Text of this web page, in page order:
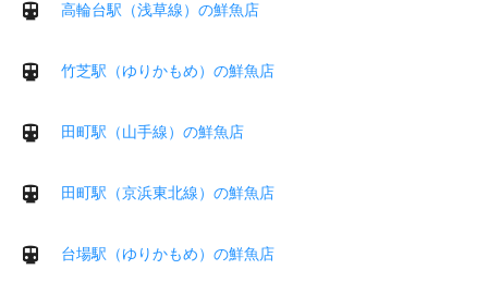
高輪台駅（浅草線）の鮮魚店
竹芝駅（ゆりかもめ）の鮮魚店
田町駅（山手線）の鮮魚店
田町駅（京浜東北線）の鮮魚店
台場駅（ゆりかもめ）の鮮魚店